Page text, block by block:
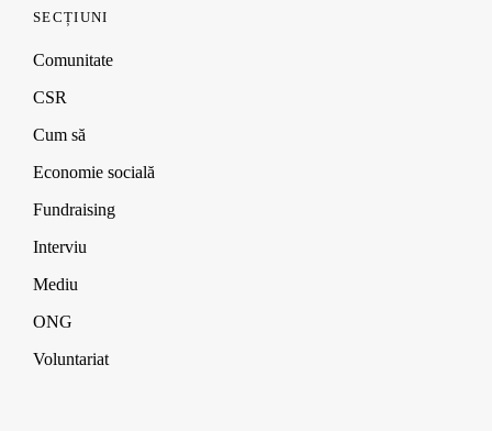
SECȚIUNI
Comunitate
CSR
Cum să
Economie socială
Fundraising
Interviu
Mediu
ONG
Voluntariat